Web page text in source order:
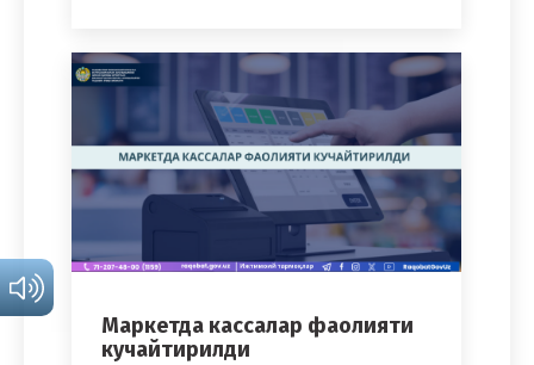
Маркетда кассалар фаолияти
кучайтирилди